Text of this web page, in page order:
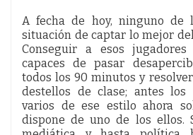
A fecha de hoy, ninguno de
situación de captar lo mejor
Conseguir a esos
capaces de pasar
todos los 90 minutos y
destellos de clase; antes los
varios de ese estilo ahora
dispone de uno de los ellos.